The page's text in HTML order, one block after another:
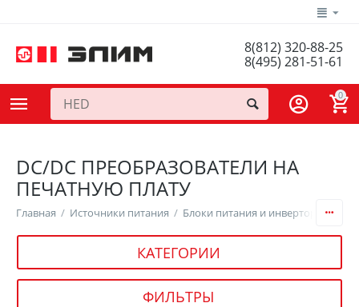
8(812) 320-88-25
8(495) 281-51-61
0
DC/DC ПРЕОБРАЗОВАТЕЛИ НА
ПЕЧАТНУЮ ПЛАТУ
Главная / Источники питания / Блоки питания и инверторы /
КАТЕГОРИИ
ФИЛЬТРЫ